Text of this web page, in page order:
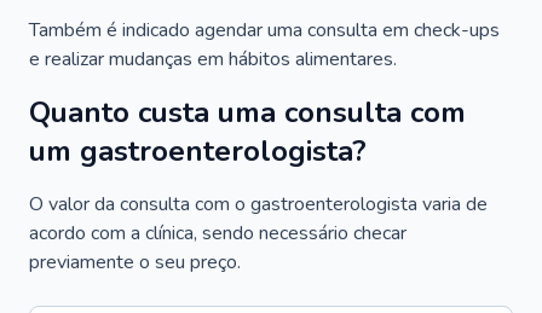
Também é indicado agendar uma consulta em check-ups
e realizar mudanças em hábitos alimentares.
Quanto custa uma consulta com
um gastroenterologista?
O valor da consulta com o gastroenterologista varia de
acordo com a clínica, sendo necessário checar
previamente o seu preço.